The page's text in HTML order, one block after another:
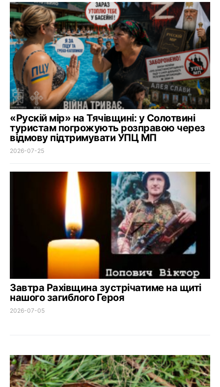
«Рускій мір» на Тячівщині: у Солотвині
туристам погрожують розправою через
відмову підтримувати УПЦ МП
2026-07-25
Завтра Рахівщина зустрічатиме на щиті
нашого загиблого Героя
2026-07-05